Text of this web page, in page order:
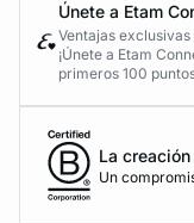
Únete a Etam
Ventajas
¡Únete a Etam
primeros 100
La
Un